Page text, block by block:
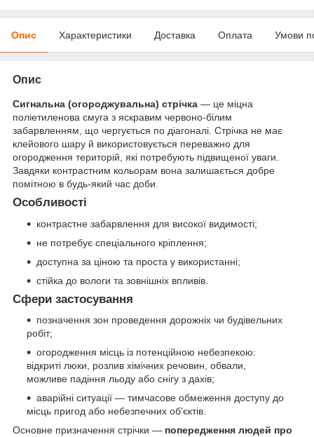
Опис Характеристики Доставка Оплата Умови
Опис
Сигнальна (огороджувальна) стрічка — це міцна
поліетиленова смуга з яскравим червоно-білим
забарвленням, що чергується по діагоналі. Стрічка не має
клейового шару й використовується переважно для
огородження територій, які потребують підвищеної уваги.
Завдяки контрастним кольорам вона залишається добре
помітною в будь-який час доби.
Особливості
контрастне забарвлення для високої видимості;
не потребує спеціального кріплення;
доступна за ціною та проста у використанні;
стійка до вологи та зовнішніх впливів.
Сфери застосування
позначення зон проведення дорожніх чи будівельних
робіт;
огородження місць із потенційною небезпекою:
відкриті люки, розлив хімічних речовин, обвали,
можливе падіння льоду або снігу з дахів;
аварійні ситуації — тимчасове обмеження доступу до
місць пригод або небезпечних об'єктів.
Основне призначення стрічки — попередження людей про